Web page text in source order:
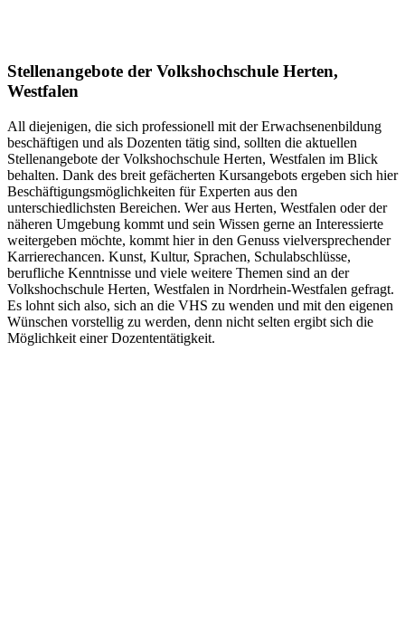
Stellenangebote der Volkshochschule Herten,
Westfalen
All diejenigen, die sich professionell mit der Erwachsenenbildung
beschäftigen und als Dozenten tätig sind, sollten die aktuellen
Stellenangebote der Volkshochschule Herten, Westfalen im Blick
behalten. Dank des breit gefächerten Kursangebots ergeben sich hier
Beschäftigungsmöglichkeiten für Experten aus den
unterschiedlichsten Bereichen. Wer aus Herten, Westfalen oder der
näheren Umgebung kommt und sein Wissen gerne an Interessierte
weitergeben möchte, kommt hier in den Genuss vielversprechender
Karrierechancen. Kunst, Kultur, Sprachen, Schulabschlüsse,
berufliche Kenntnisse und viele weitere Themen sind an der
Volkshochschule Herten, Westfalen in Nordrhein-Westfalen gefragt.
Es lohnt sich also, sich an die VHS zu wenden und mit den eigenen
Wünschen vorstellig zu werden, denn nicht selten ergibt sich die
Möglichkeit einer Dozententätigkeit.